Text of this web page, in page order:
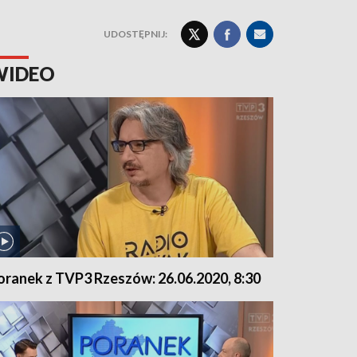
UDOSTĘPNIJ:
z TVP3 Rzeszów: 26.06.2020, 8:30